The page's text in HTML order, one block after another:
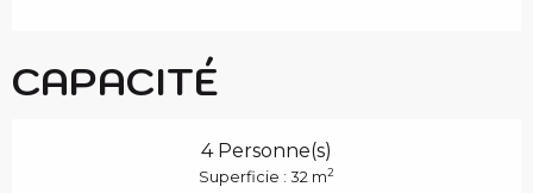
CAPACITÉ
4 Personne(s)
Superficie : 32 m2